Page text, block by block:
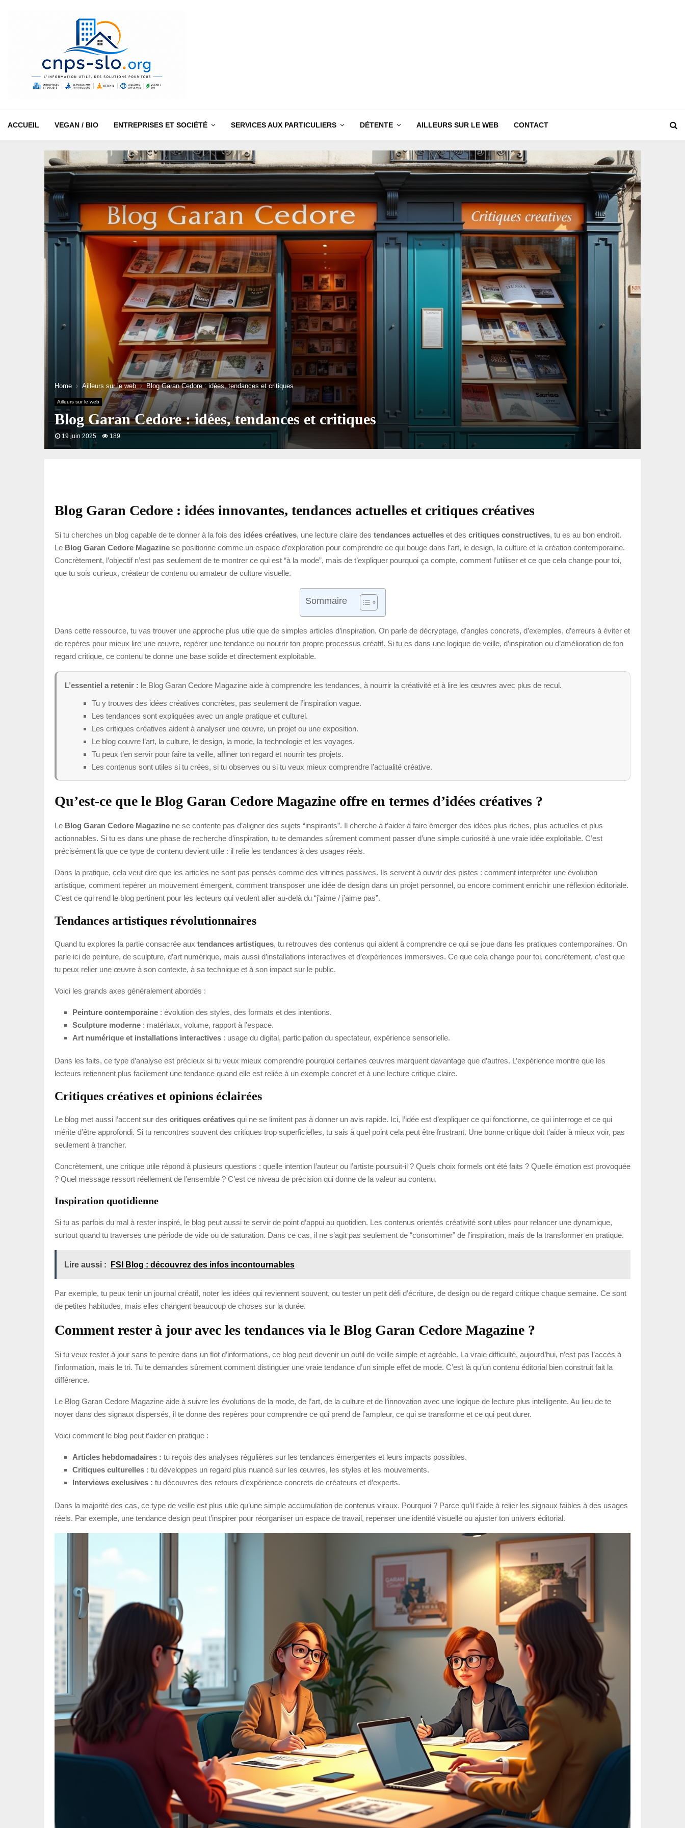
ACCUEIL VEGAN / BIO ENTREPRISES ET SOCIÉTÉ SERVICES AUX PARTICULIERS DÉTENTE AILLEURS SUR LE WEB CONTACT
Home Ailleurs sur le web Blog Garan Cedore : idées, tendances et critiques
Ailleurs sur le web
Blog Garan Cedore : idées, tendances et critiques
19 juin 2025 189
Blog Garan Cedore : idées innovantes, tendances actuelles et critiques créatives
Si tu cherches un blog capable de te donner à la fois des idées créatives, une lecture claire des tendances actuelles et des critiques constructives, tu es au bon endroit.
Le Blog Garan Cedore Magazine se positionne comme un espace d’exploration pour comprendre ce qui bouge dans l’art, le design, la culture et la création contemporaine.
Concrètement, l’objectif n’est pas seulement de te montrer ce qui est “à la mode”, mais de t’expliquer pourquoi ça compte, comment l’utiliser et ce que cela change pour toi,
que tu sois curieux, créateur de contenu ou amateur de culture visuelle.
Sommaire
Dans cette ressource, tu vas trouver une approche plus utile que de simples articles d’inspiration. On parle de décryptage, d’angles concrets, d’exemples, d’erreurs à éviter et
de repères pour mieux lire une œuvre, repérer une tendance ou nourrir ton propre processus créatif. Si tu es dans une logique de veille, d’inspiration ou d’amélioration de ton
regard critique, ce contenu te donne une base solide et directement exploitable.
L’essentiel a retenir : le Blog Garan Cedore Magazine aide à comprendre les tendances, à nourrir la créativité et à lire les œuvres avec plus de recul.
Tu y trouves des idées créatives concrètes, pas seulement de l’inspiration vague.
Les tendances sont expliquées avec un angle pratique et culturel.
Les critiques créatives aident à analyser une œuvre, un projet ou une exposition.
Le blog couvre l’art, la culture, le design, la mode, la technologie et les voyages.
Tu peux t’en servir pour faire ta veille, affiner ton regard et nourrir tes projets.
Les contenus sont utiles si tu crées, si tu observes ou si tu veux mieux comprendre l’actualité créative.
Qu’est-ce que le Blog Garan Cedore Magazine offre en termes d’idées créatives ?
Le Blog Garan Cedore Magazine ne se contente pas d’aligner des sujets “inspirants”. Il cherche à t’aider à faire émerger des idées plus riches, plus actuelles et plus
actionnables. Si tu es dans une phase de recherche d’inspiration, tu te demandes sûrement comment passer d’une simple curiosité à une vraie idée exploitable. C’est
précisément là que ce type de contenu devient utile : il relie les tendances à des usages réels.
Dans la pratique, cela veut dire que les articles ne sont pas pensés comme des vitrines passives. Ils servent à ouvrir des pistes : comment interpréter une évolution
artistique, comment repérer un mouvement émergent, comment transposer une idée de design dans un projet personnel, ou encore comment enrichir une réflexion éditoriale.
C’est ce qui rend le blog pertinent pour les lecteurs qui veulent aller au-delà du “j’aime / j’aime pas”.
Tendances artistiques révolutionnaires
Quand tu explores la partie consacrée aux tendances artistiques, tu retrouves des contenus qui aident à comprendre ce qui se joue dans les pratiques contemporaines. On
parle ici de peinture, de sculpture, d’art numérique, mais aussi d’installations interactives et d’expériences immersives. Ce que cela change pour toi, concrètement, c’est que
tu peux relier une œuvre à son contexte, à sa technique et à son impact sur le public.
Voici les grands axes généralement abordés :
Peinture contemporaine : évolution des styles, des formats et des intentions.
Sculpture moderne : matériaux, volume, rapport à l’espace.
Art numérique et installations interactives : usage du digital, participation du spectateur, expérience sensorielle.
Dans les faits, ce type d’analyse est précieux si tu veux mieux comprendre pourquoi certaines œuvres marquent davantage que d’autres. L’expérience montre que les
lecteurs retiennent plus facilement une tendance quand elle est reliée à un exemple concret et à une lecture critique claire.
Critiques créatives et opinions éclairées
Le blog met aussi l’accent sur des critiques créatives qui ne se limitent pas à donner un avis rapide. Ici, l’idée est d’expliquer ce qui fonctionne, ce qui interroge et ce qui
mérite d’être approfondi. Si tu rencontres souvent des critiques trop superficielles, tu sais à quel point cela peut être frustrant. Une bonne critique doit t’aider à mieux voir, pas
seulement à trancher.
Concrètement, une critique utile répond à plusieurs questions : quelle intention l’auteur ou l’artiste poursuit-il ? Quels choix formels ont été faits ? Quelle émotion est provoquée
? Quel message ressort réellement de l’ensemble ? C’est ce niveau de précision qui donne de la valeur au contenu.
Inspiration quotidienne
Si tu as parfois du mal à rester inspiré, le blog peut aussi te servir de point d’appui au quotidien. Les contenus orientés créativité sont utiles pour relancer une dynamique,
surtout quand tu traverses une période de vide ou de saturation. Dans ce cas, il ne s’agit pas seulement de “consommer” de l’inspiration, mais de la transformer en pratique.
Lire aussi : FSI Blog : découvrez des infos incontournables
Par exemple, tu peux tenir un journal créatif, noter les idées qui reviennent souvent, ou tester un petit défi d’écriture, de design ou de regard critique chaque semaine. Ce sont
de petites habitudes, mais elles changent beaucoup de choses sur la durée.
Comment rester à jour avec les tendances via le Blog Garan Cedore Magazine ?
Si tu veux rester à jour sans te perdre dans un flot d’informations, ce blog peut devenir un outil de veille simple et agréable. La vraie difficulté, aujourd’hui, n’est pas l’accès à
l’information, mais le tri. Tu te demandes sûrement comment distinguer une vraie tendance d’un simple effet de mode. C’est là qu’un contenu éditorial bien construit fait la
différence.
Le Blog Garan Cedore Magazine aide à suivre les évolutions de la mode, de l’art, de la culture et de l’innovation avec une logique de lecture plus intelligente. Au lieu de te
noyer dans des signaux dispersés, il te donne des repères pour comprendre ce qui prend de l’ampleur, ce qui se transforme et ce qui peut durer.
Voici comment le blog peut t’aider en pratique :
Articles hebdomadaires : tu reçois des analyses régulières sur les tendances émergentes et leurs impacts possibles.
Critiques culturelles : tu développes un regard plus nuancé sur les œuvres, les styles et les mouvements.
Interviews exclusives : tu découvres des retours d’expérience concrets de créateurs et d’experts.
Dans la majorité des cas, ce type de veille est plus utile qu’une simple accumulation de contenus viraux. Pourquoi ? Parce qu’il t’aide à relier les signaux faibles à des usages
réels. Par exemple, une tendance design peut t’inspirer pour réorganiser un espace de travail, repenser une identité visuelle ou ajuster ton univers éditorial.